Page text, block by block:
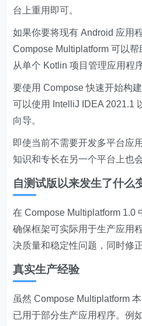
台上重用即可。
如果你要将现有 Android 应用
Compose Multiplatform 可以
从单个 Kotlin 项目管理应用程
要使用 Compose 快速开始构
可以使用 IntelliJ IDEA 2021.1
向导。
即使当前不需要开发多平台应
知识和专长在另一个平台上也
自测试版以来发生了什么
在 Compose Multiplatform 1.0
确保框架可实际用于生产应用
决质量和稳定性问题，同时修
真实生产经验
虽然 Compose Multiplatform
已用于部分生产应用程序。例